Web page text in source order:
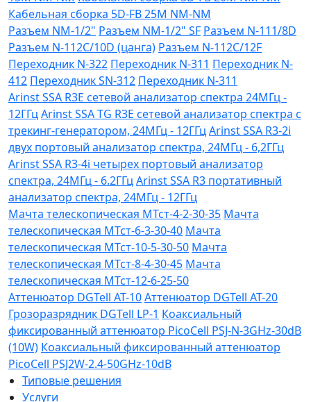
Кабельная сборка 5D-FB 25М NM-NM
Разъем NM-1/2" Разъем NM-1/2" SF Разъем N-111/8D
Разъем N-112C/10D (цанга) Разъем N-112C/12F
Переходник N-322 Переходник N-311 Переходник N-
412 Переходник SN-312 Переходник N-311
Arinst SSA R3Е сетевой анализатор спектра 24МГц -
12ГГцArinst SSA TG R3Е сетевой анализатор спектра с
трекинг-генератором, 24МГц - 12ГГцArinst SSA R3-2i
двух портовый анализатор спектра, 24МГц - 6,2ГГц
Arinst SSA R3-4i четырех портовый анализатор
спектра, 24МГц - 6.2ГГцArinst SSA R3 портативный
анализатор спектра, 24МГц - 12ГГц
Мачта телескопическая МТст-4-2-30-35 Мачта
телескопическая МТст-6-3-30-40 Мачта
телескопическая МТст-10-5-30-50 Мачта
телескопическая МТст-8-4-30-45 Мачта
телескопическая МТст-12-6-25-50
Аттенюатор DGTell AT-10Аттенюатор DGTell AT-20
Грозоразрядник DGTell LP-1 Коаксиальный
фиксированный аттенюатор PicoCell PSJ-N-3GHz-30dB
(10W) Коаксиальный фиксированный аттенюатор
PicoCell PSJ2W-2.4-50GHz-10dB
Типовые решения
Услуги